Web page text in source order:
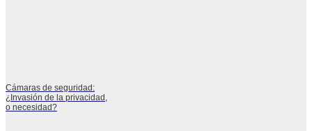
Cámaras de seguridad:
¿Invasión de la privacidad,
o necesidad?